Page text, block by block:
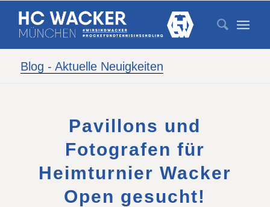
Blog - Aktuelle Neuigkeiten
Pavillons und
Fotografen für
Heimturnier Wacker
Open gesucht!